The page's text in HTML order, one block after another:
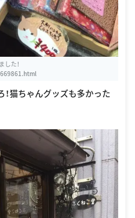
た！
！猫ちゃんグッズも多かった